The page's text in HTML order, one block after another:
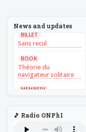
News and updates
BILLET
Sans recul
BOOK
Théorie du
navigateur solitaire
MEMBERS
NEWS
Introduire
l'hypothèse en
🎵 Radio ONPhI